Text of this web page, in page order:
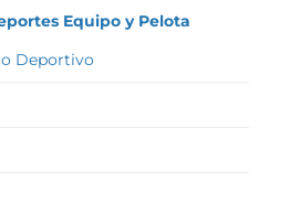
Equipo y Pelota
Deportivo